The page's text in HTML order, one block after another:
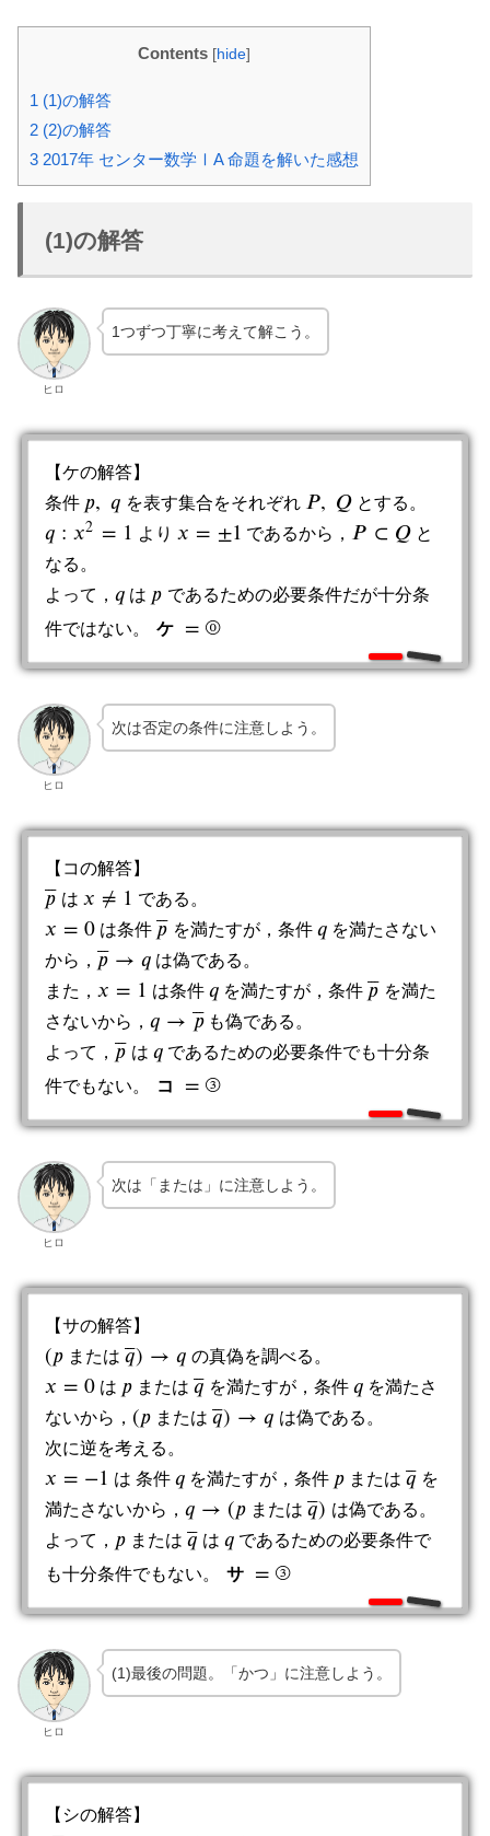
Contents [hide]
1 (1)の解答
2 (2)の解答
3 2017年 センター数学ⅠA 命題を解いた感想
(1)の解答
ヒロ
1つずつ丁寧に考えて解こう。
【ケの解答】
条件 𝑝, 𝑞
p, q を表す集合をそれぞれ 𝑃, 𝑄
P, Q とする。
𝑞 : 𝑥2 = 1
q x 2=1 より𝑥 = ±1
x= ±1 であるから， 𝑃 ⊂ 𝑄
P⊂Q
と
なる。
よって，𝑞
q は 𝑝
p であるための必要条件だが十分条
件ではない。
ケ = ⓪
ケ =⓪
ヒロ
次は否定の条件に注意しよう。
【コの解答】
𝑝
⎯⎯
⎯
p¯は 𝑥 ≠ 1
x≠ 1 である。
𝑥 = 0
x= 0 は条件 𝑝
⎯⎯
⎯
p¯を満たすが，条件 𝑞
qを満たさない
から， 𝑝
⎯⎯
⎯ → 𝑞
p¯→ q
は偽である。
また，𝑥 = 1
x= 1 は条件𝑞
q を満たすが，条件 𝑝
⎯⎯
⎯
p¯を満た
さないから，𝑞 → 𝑝
⎯⎯
⎯
q →p ¯ も偽である。
よって， 𝑝
⎯⎯
⎯
p¯は 𝑞
qであるための必要条件でも十分条
件でもない。
コ = ③
コ =③
ヒロ
次は「または」に注意しよう。
【サの解答】
(𝑝 ま たは 𝑞
⎯⎯
⎯) → 𝑞
(pまたはq ¯)→q の真偽を調べる。
𝑥 = 0
x= 0 は 𝑝 ま たは 𝑞
⎯⎯
⎯
pまたはq¯ を満たすが，条件 𝑞
qを満たさ
ないから， (𝑝 ま たは 𝑞
⎯⎯
⎯) → 𝑞
(pまたはq ¯)→q
は偽である。
次に逆を考える。
𝑥 = −1
x= −1 は 条件𝑞
q を満たすが，条件 𝑝 ま たは 𝑞
⎯⎯
⎯
pまたはq¯ を
満たさないから，𝑞 → (𝑝 ま たは 𝑞
⎯⎯
⎯)
q →(p またはq¯)
は偽である。
よって， 𝑝 ま たは 𝑞
⎯⎯
⎯
pまたはq¯ は 𝑞
qであるための必要条件で
も十分条件でもない。
サ = ③
サ =③
ヒロ
(1)最後の問題。「かつ」に注意しよう。
【シの解答】